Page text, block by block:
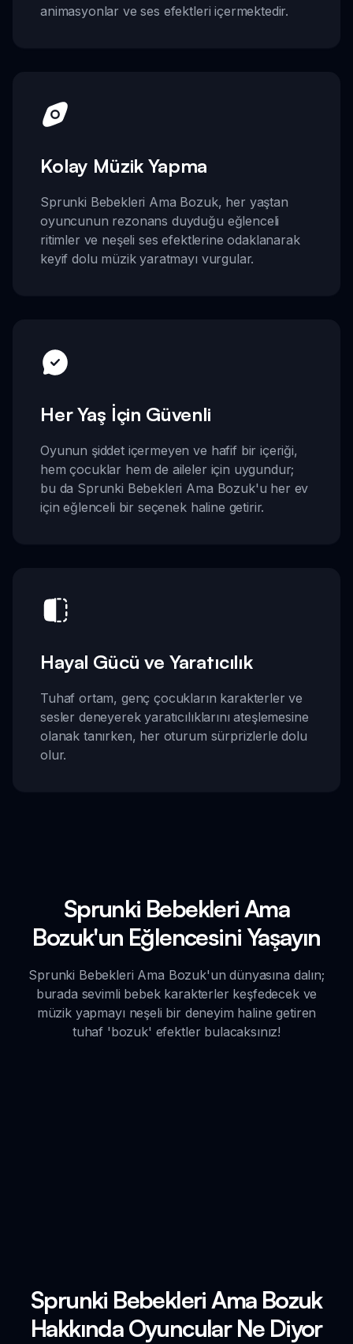
animasyonlar ve ses efektleri içermektedir.
Kolay Müzik Yapma
Sprunki Bebekleri Ama Bozuk, her yaştan
oyuncunun rezonans duyduğu eğlenceli
ritimler ve neşeli ses efektlerine odaklanarak
keyif dolu müzik yaratmayı vurgular.
Her Yaş İçin Güvenli
Oyunun şiddet içermeyen ve hafif bir içeriği,
hem çocuklar hem de aileler için uygundur;
bu da Sprunki Bebekleri Ama Bozuk'u her ev
için eğlenceli bir seçenek haline getirir.
Hayal Gücü ve Yaratıcılık
Tuhaf ortam, genç çocukların karakterler ve
sesler deneyerek yaratıcılıklarını ateşlemesine
olanak tanırken, her oturum sürprizlerle dolu
olur.
Sprunki Bebekleri Ama
Bozuk'un Eğlencesini Yaşayın
Sprunki Bebekleri Ama Bozuk'un dünyasına dalın;
burada sevimli bebek karakterler keşfedecek ve
müzik yapmayı neşeli bir deneyim haline getiren
tuhaf 'bozuk' efektler bulacaksınız!
Sprunki Bebekleri Ama Bozuk
Hakkında Oyuncular Ne Diyor